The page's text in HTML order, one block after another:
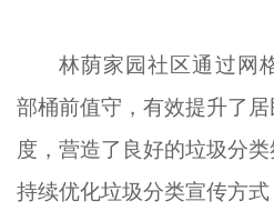
林荫家园社区通过网
部桶前值守，有效提升了
度，营造了良好的垃圾分
持续优化垃圾分类宣传方